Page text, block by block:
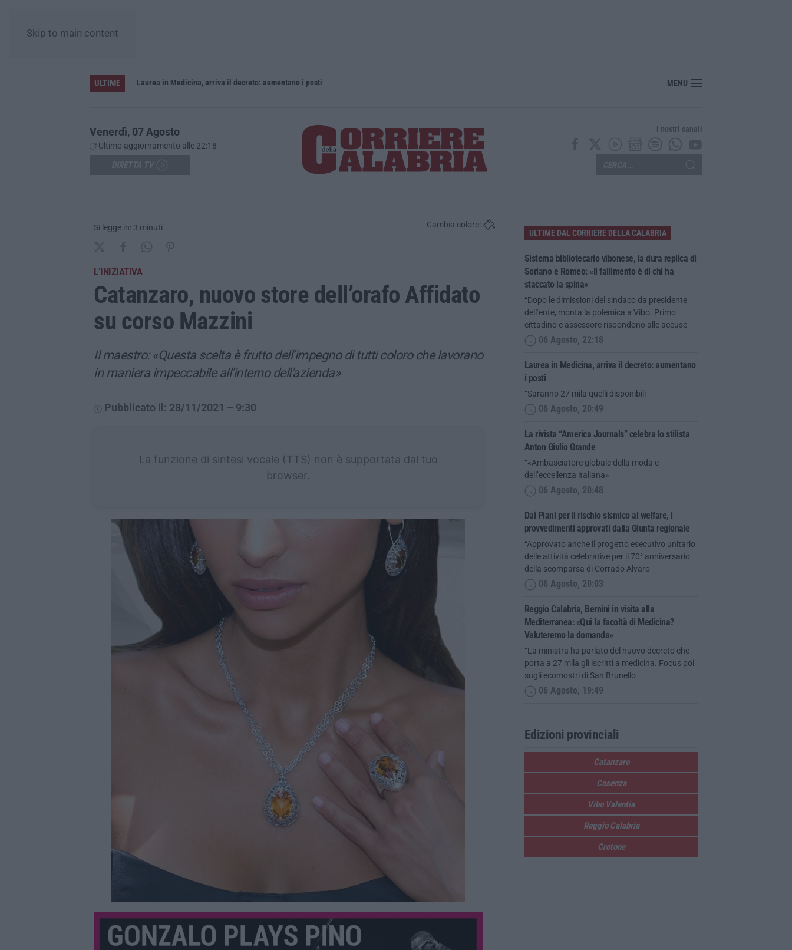
Skip to main content
ULTIME
Sistema bibliotecario vibonese, la dura replica di Soriano e Romeo: «Il fallimento è di chi ha staccato la spina» Laurea in Medicina, arriva il decreto: aumentano i posti La rivista “America Journals” celebra lo stilista Anton Giulio Grande
MENU
Venerdì, 07 Agosto
Ultimo aggiornamento alle 22:18
I nostri canali
Si legge in: 3 minuti Cambia colore:
L’INIZIATIVA
Catanzaro, nuovo store dell’orafo Affidato
su corso Mazzini
Il maestro: «Questa scelta è frutto dell’impegno di tutti coloro che lavorano
in maniera impeccabile all’interno dell’azienda»
Pubblicato il: 28/11/2021 – 9:30
La funzione di sintesi vocale (TTS) non è supportata dal tuo
browser.
ULTIME DAL CORRIERE DELLA CALABRIA
Sistema bibliotecario vibonese, la dura replica di
Soriano e Romeo: «Il fallimento è di chi ha
staccato la spina»
“Dopo le dimissioni del sindaco da presidente
dell’ente, monta la polemica a Vibo. Primo
cittadino e assessore rispondono alle accuse
06 Agosto, 22:18
Laurea in Medicina, arriva il decreto: aumentano
i posti
“Saranno 27 mila quelli disponibili
06 Agosto, 20:49
La rivista “America Journals” celebra lo stilista
Anton Giulio Grande
“«Ambasciatore globale della moda e
dell’eccellenza italiana»
06 Agosto, 20:48
Dai Piani per il rischio sismico al welfare, i
provvedimenti approvati dalla Giunta regionale
“Approvato anche il progetto esecutivo unitario
delle attività celebrative per il 70° anniversario
della scomparsa di Corrado Alvaro
06 Agosto, 20:03
Reggio Calabria, Bernini in visita alla
Mediterranea: «Qui la facoltà di Medicina?
Valuteremo la domanda»
“La ministra ha parlato del nuovo decreto che
porta a 27 mila gli iscritti a medicina. Focus poi
sugli ecomostri di San Brunello
06 Agosto, 19:49
Edizioni provinciali
Catanzaro
Cosenza
Vibo Valentia
Reggio Calabria
Crotone